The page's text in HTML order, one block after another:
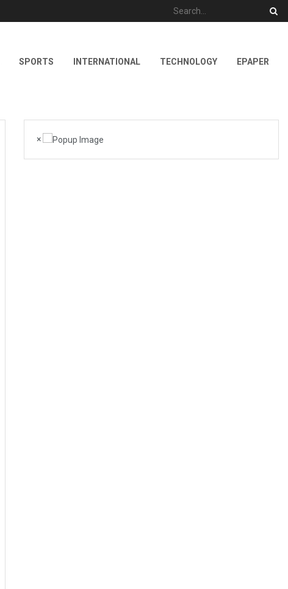
SPORTS INTERNATIONAL TECHNOLOGY EPAPER
×